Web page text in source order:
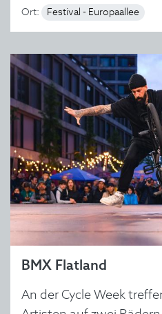
Ort: Festival - Europaallee
BMX Flatland
An der Cycle Week